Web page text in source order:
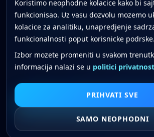
Arena Cloud je striming
sportske prenose uživo,
trenutke i sadržaj na
uređajima. Platforma
domaće i međunarodne
uključujući fudbal i košarku,
opcije poput brzih hajlajtsa
utakmica odmah po završetku.
Politika privatnosti
Koristimo neophodne kolacice kako bi
funkcionisao. Uz vasu dozvolu mozemo
kolacice za analitiku, unapredjenje
funkcionalnosti poput korisnicke podrske.
Izbor mozete promeniti u svakom
informacija nalazi se u politici
PRIHVATI SVE
SAMO NEOPHODNI